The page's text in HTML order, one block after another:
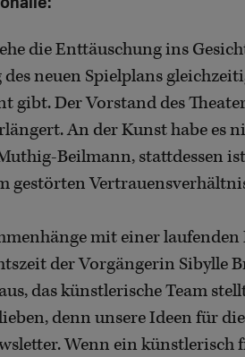
die Enttäuschung ins
neuen Spielplans
gibt. Der Vorstand des
An der Kunst habe es
Beilmann, stattdessen
gestörten
mit einer
der Vorgängerin Sibylle
das künstlerische Team
denn unsere Ideen für
Wenn ein künstlerisch